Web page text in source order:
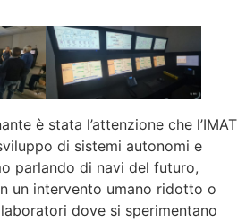
è stata l’attenzione che l’IMAT
di sistemi autonomi e
parlando di navi del futuro,
un intervento umano ridotto o
dove si sperimentano